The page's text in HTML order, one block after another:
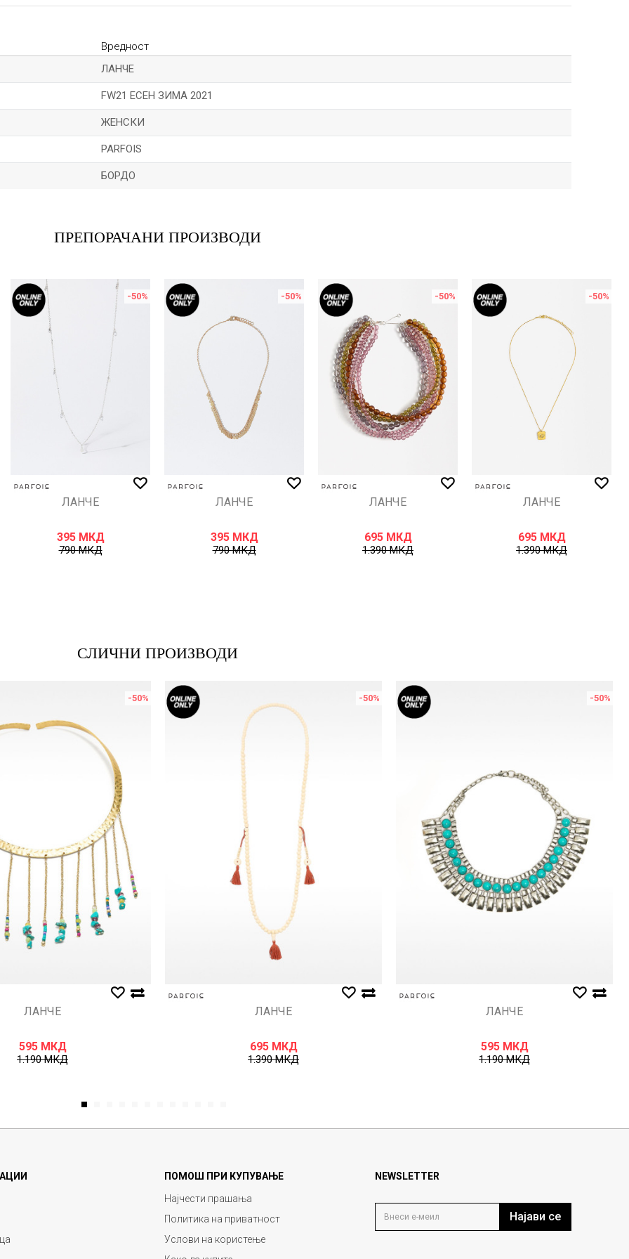
Вредност
ЛАНЧЕ
FW21 ЕСЕН ЗИМА 2021
ЖЕНСКИ
PARFOIS
БОРДО
ПРЕПОРАЧАНИ ПРОИЗВОДИ
-50%
ЛАНЧЕ
395 МКД
790МКД
-50%
ЛАНЧЕ
395 МКД
790МКД
-50%
ЛАНЧЕ
695 МКД
1.390МКД
-50%
ЛАНЧЕ
695 МКД
1.390МКД
СЛИЧНИ ПРОИЗВОДИ
-50%
ЛАНЧЕ
595 МКД
1.190МКД
-50%
ЛАНЧЕ
695 МКД
1.390МКД
-50%
ЛАНЧЕ
595 МКД
1.190МКД
1
ПОМОШ ПРИ КУПУВАЊЕ
Најчести прашања
Политика на приватност
Услови на користење
NEWSLETTER
Најави се